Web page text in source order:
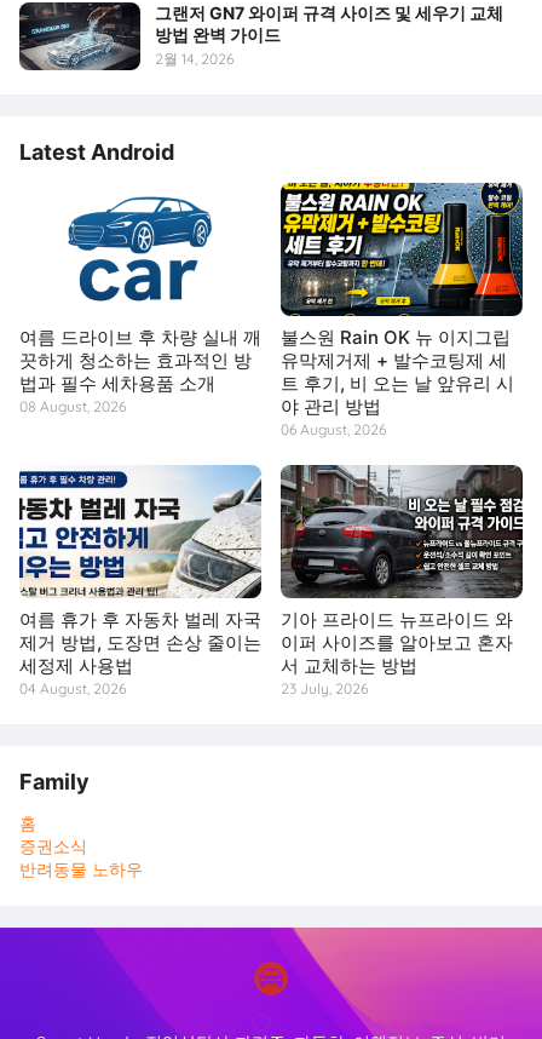
그랜저 GN7 와이퍼 규격 사이즈 및 세우기 교체
방법 완벽 가이드
2월 14, 2026
Latest Android
여름 드라이브 후 차량 실내 깨
끗하게 청소하는 효과적인 방
법과 필수 세차용품 소개
08 August, 2026
불스원 Rain OK 뉴 이지그립
유막제거제 + 발수코팅제 세
트 후기, 비 오는 날 앞유리 시
야 관리 방법
06 August, 2026
여름 휴가 후 자동차 벌레 자국
제거 방법, 도장면 손상 줄이는
세정제 사용법
04 August, 2026
기아 프라이드 뉴프라이드 와
이퍼 사이즈를 알아보고 혼자
서 교체하는 방법
23 July, 2026
Family
홈
증권소식
반려동물 노하우